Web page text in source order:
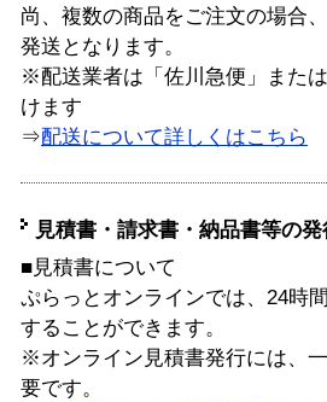
尚、複数の商品をご注文の場合
発送となります。
※配送業者は「佐川急便」また
けます
⇒配送について詳しくはこちら
見積書・請求書・納品書等の
■見積書について
ぷらっとオンラインでは、24時
することができます。
※オンライン見積書発行には、
要です。